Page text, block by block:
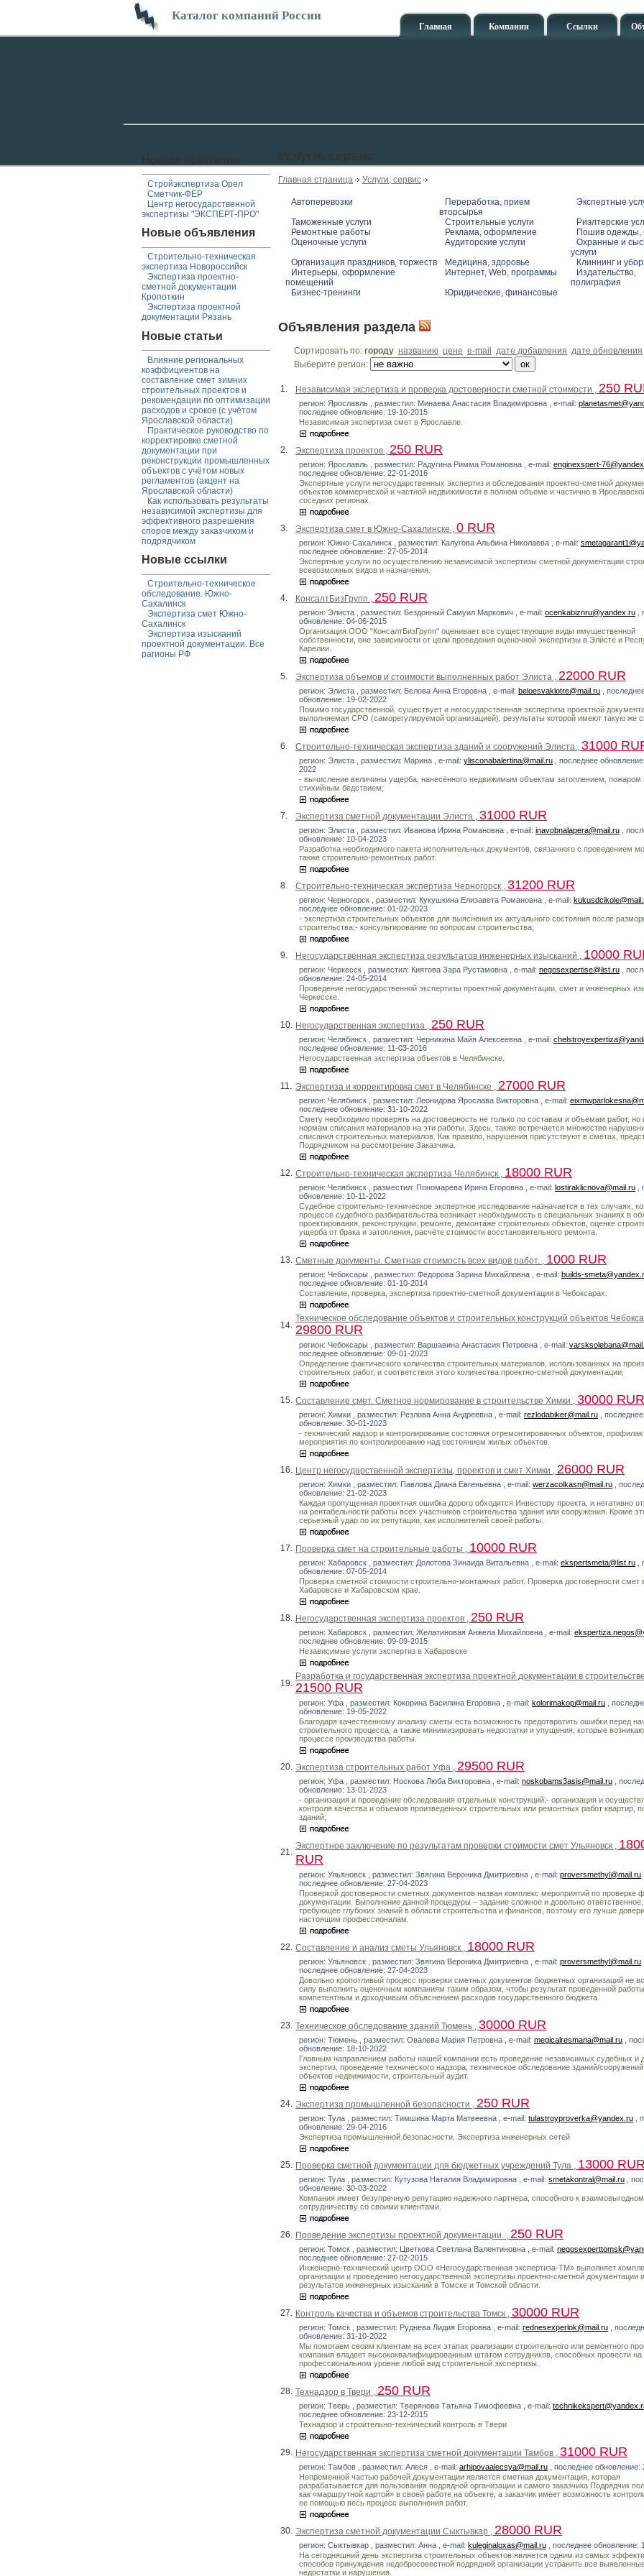
Каталог компаний России
Главная Компании Ссылки
Стройэкспертиза Орел
Сметчик-ФЕР
Центр негосударственной
экспертизы "ЭКСПЕРТ-ПРО"
Новые объявления
Строительно-техническая
экспертиза Новороссийск
Экспертиза проектно-
сметной документации
Кропоткин
Экспертиза проектной
документации Рязань
Новые статьи
Влияние региональных
коэффициентов на
составление смет зимних
строительных проектов и
рекомендации по оптимизации
расходов и сроков (с учётом
Ярославской области)
Практическое руководство по
корректировке сметной
документации при
реконструкции промышленных
объектов с учётом новых
регламентов (акцент на
Ярославской области)
Как использовать результаты
независимой экспертизы для
эффективного разрешения
споров между заказчиком и
подрядчиком
Новые ссылки
Строительно-техническое
обследование. Южно-
Сахалинск
Экспертиза смет Южно-
Сахалинск
Экспертиза изысканий
проектной документации. Все
рагионы РФ
Главная страница Услуги, сервис
Автоперевозки
Переработка, прием
вторсырья
Экспертные
Таможенные услуги
Строительные услуги
Риэлтерские
Ремонтные работы
Реклама, оформление
Пошив одежды,
Оценочные услуги
Аудиторские услуги
Охранные и
услуги
Организация праздников, торжеств
Медицина, здоровье
Клиннинг и
Интерьеры, оформление
помещений
Интернет, Web, программы
Издательство,
полиграфия
Бизнес-тренинги
Юридические, финансовые
Объявления раздела
Сортировать по: городу названию цене e-mail дате добавления
дате обновления
Выберите регион:
1. Независимая экспертиза и проверка достоверности сметной стоимости , 250
регион: Ярославль , разместил: Минаева Анастасия Владимировна , e-mail:
последнее обновление: 19-10-2015
Независимая экспертиза смет в Ярославле.
2. Экспертиза проектов , 250 RUR
регион: Ярославль , разместил: Радугина Римма Романовна , e-mail: enginexspert-
последнее обновление: 22-01-2016
Экспертные услуги негосударственных экспертиз и обследования проектно-сметной
объектов коммерческой и частной недвижимости в полном объеме и частично в
соседних регионах.
3. Экспертиза смет в Южно-Сахалинске , 0 RUR
регион: Южно-Сахалинск , разместил: Калугова Альбина Николаева , e-mail:
последнее обновление: 27-05-2014
Экспертные услуги по осуществлению независимой экспертизы сметной документации
всевозможных видов и назначения.
4. КонсалтБизГрупп , 250 RUR
регион: Элиста , разместил: Бездонный Самуил Маркович , e-mail: ocenkabiznru@yandex.ru ,
обновление: 04-06-2015
Организация ООО "КонсалтБизГрупп" оценивает все существующие виды имущественной
собственности, вне зависимости от цели проведения оценочной экспертизы в Элисте и
Карелии.
5. Экспертиза объемов и стоимости выполненных работ Элиста , 22000 RUR
регион: Элиста , разместил: Белова Анна Егоровна , e-mail: beloesvaklotre@mail.ru ,
обновление: 19-02-2022
Помимо государственной, существует и негосударственная экспертиза проектной
выполняемая СРО (саморегулируемой организацией), результаты которой имеют такую же
6. Строительно-техническая экспертиза зданий и сооружений Элиста , 31000
регион: Элиста , разместил: Марина , e-mail: ylisconabalertina@mail.ru , последнее
2022
- вычисление величины ущерба, нанесённого недвижимым объектам затоплением, пожаром
стихийным бедствием;
7. Экспертиза сметной документации Элиста , 31000 RUR
регион: Элиста , разместил: Иванова Ирина Романовна , e-mail: inavobnalapera@mail.ru ,
обновление: 10-04-2023
Разработка необходимого пакета исполнительных документов, связанного с проведением
также строительно-ремонтных работ.
8. Строительно-техническая экспертиза Черногорск , 31200 RUR
регион: Черногорск , разместил: Кукушкина Елизавета Романовна , e-mail:
последнее обновление: 01-02-2023
- экспертиза строительных объектов для выяснения их актуального состояния после
строительства;- консультирование по вопросам строительства;
9. Негосударственная экспертиза результатов инженерных изысканий , 10000
регион: Черкесск , разместил: Киятова Зара Рустамовна , e-mail: negosexpertise@list.ru ,
обновление: 24-05-2014
Проведение негосударственной экспертизы проектной документации, смет и инженерных
Черкесске.
10. Негосударственная экспертиза , 250 RUR
регион: Челябинск , разместил: Черникина Майя Алексеевна , e-mail:
последнее обновление: 11-03-2016
Негосударственная экспертиза объектов в Челябинске.
11. Экспертиза и корректировка смет в Челябинске , 27000 RUR
регион: Челябинск , разместил: Леонидова Ярослава Викторовна , e-mail:
последнее обновление: 31-10-2022
Смету необходимо проверять на достоверность не только по составам и объемам работ, но
нормам списания материалов на эти работы. Здесь, также встречается множество
списания строительных материалов. Как правило, нарушения присутствуют в сметах,
Подрядчиком на рассмотрение Заказчика.
12. Строительно-техническая экспертиза Челябинск , 18000 RUR
регион: Челябинск , разместил: Пономарева Ирина Егоровна , e-mail: lostiraklicnova@mail.ru ,
обновление: 10-11-2022
Судебное строительно-техническое экспертное исследование назначается в тех случаях,
процессе судебного разбирательства возникает необходимость в специальных знаниях в
проектирования, реконструкции, ремонте, демонтаже строительных объектов, оценке
ущерба от брака и затопления, расчёте стоимости восстановительного ремонта.
13. Сметные документы. Сметная стоимость всех видов работ. , 1000 RUR
регион: Чебоксары , разместил: Федорова Зарина Михайловна , e-mail: builds-
последнее обновление: 01-10-2014
Составление, проверка, экспертиза проектно-сметной документации в Чебоксарах.
14.
Техническое обследование объектов и строительных конструкций объектов
29800 RUR
регион: Чебоксары , разместил: Варшавина Анастасия Петровна , e-mail:
последнее обновление: 09-01-2023
Определение фактического количества строительных материалов, использованных на
строительных работ, и соответствия этого количества проектно-сметной документации;
15. Составление смет. Сметное нормирование в строительстве Химки , 30000 RUR
регион: Химки , разместил: Резлова Анна Андреевна , e-mail: rezlodabiker@mail.ru , последнее
обновление: 30-01-2023
- технический надзор и контролирование состояния отремонтированных объектов,
мероприятия по контролированию над состоянием жилых объектов.
16. Центр негосударственной экспертизы, проектов и смет Химки , 26000 RUR
регион: Химки , разместил: Павлова Диана Евгеньевна , e-mail: werzacolkasn@mail.ru ,
обновление: 21-02-2023
Каждая пропущенная проектная ошибка дорого обходится Инвестору проекта, и негативно
на рентабельности работы всех участников строительства здания или сооружения. Кроме
серьезный удар по их репутации, как исполнителей своей работы.
17. Проверка смет на строительные работы , 10000 RUR
регион: Хабаровск , разместил: Долотова Зинаида Витальевна , e-mail: ekspertsmeta@list.ru ,
обновление: 07-05-2014
Проверка сметной стоимости строительно-монтажных работ. Проверка достоверности смет
Хабаровске и Хабаровском крае.
18. Негосударственная экспертиза проектов , 250 RUR
регион: Хабаровск , разместил: Желатиновая Анжела Михайловна , e-mail:
последнее обновление: 09-09-2015
Независимые услуги экспертиз в Хабаровске
19.
Разработка и государственная экспертиза проектной документации в
21500 RUR
регион: Уфа , разместил: Кокорина Василина Егоровна , e-mail: kolorimakop@mail.ru ,
обновление: 19-05-2022
Благодаря качественному анализу сметы есть возможность предотвратить ошибки перед
строительного процесса, а также минимизировать недостатки и упущения, которые
процессе производства работы.
20. Экспертиза строительных работ Уфа , 29500 RUR
регион: Уфа , разместил: Носкова Люба Викторовна , e-mail: noskobams3asis@mail.ru ,
обновление: 13-01-2023
- организация и проведение обследования отдельных конструкций;- организация и
контроля качества и объемов произведенных строительных или ремонтных работ квартир,
зданий;
21.
Экспертное заключение по результатам проверки стоимости смет Ульяновск ,
RUR
регион: Ульяновск , разместил: Звягина Вероника Дмитриевна , e-mail: proversmethyl@mail.ru
последнее обновление: 27-04-2023
Проверкой достоверности сметных документов назван комплекс мероприятий по проверке
документации. Выполнение данной процедуры – задание сложное и довольно ответственное,
требующее глубоких знаний в области строительства и финансов, поэтому его лучше
настоящим профессионалам.
22. Составление и анализ сметы Ульяновск , 18000 RUR
регион: Ульяновск , разместил: Звягина Вероника Дмитриевна , e-mail: proversmethyl@mail.ru
последнее обновление: 27-04-2023
Довольно кропотливый процесс проверки сметных документов бюджетных организаций не
силу выполнить оценочным компаниям таким образом, чтобы результат проведенной
компетентным и доходчивым объяснением расходов государственного бюджета.
23. Техническое обследование зданий Тюмень , 30000 RUR
регион: Тюмень , разместил: Овалева Мария Петровна , e-mail: megicalresmaria@mail.ru ,
обновление: 18-10-2022
Главным направлением работы нашей компании есть проведение независимых судебных и
экспертиз, проведение технического надзора, техническое обследование зданий/
объектов недвижимости, строительный аудит.
24. Экспертиза промышленной безопасности , 250 RUR
регион: Тула , разместил: Тимшина Марта Матвеевна , e-mail: tulastroyproverka@yandex.ru ,
обновление: 29-04-2016
Экспертиза промышленной безопасности. Экспертиза инженерных сетей
25. Проверка сметной документации для бюджетных учреждений Тула , 13000 RUR
регион: Тула , разместил: Кутузова Наталия Владимировна , e-mail: smetakontral@mail.ru ,
обновление: 30-03-2022
Компания имеет безупречную репутацию надежного партнера, способного к
сотрудничеству со своими клиентами.
26. Проведение экспертизы проектной документации. , 250 RUR
регион: Томск , разместил: Цветкова Светлана Валентиновна , e-mail:
последнее обновление: 27-02-2015
Инженерно-технический центр ООО «Негосударственная экспертиза-ТМ» выполняет
организации и проведению негосударственной экспертизы проектно-сметной документации и
результатов инженерных изысканий в Томске и Томской области.
27. Контроль качества и объемов строительства Томск , 30000 RUR
регион: Томск , разместил: Руднева Лидия Егоровна , e-mail: rednesexperlok@mail.ru ,
обновление: 31-10-2022
Мы помогаем своим клиентам на всех этапах реализации строительного или ремонтного
компания владеет высококвалифицированным штатом сотрудников, способных провести на
профессиональном уровне любой вид строительной экспертизы.
28. Технадзор в Твери , 250 RUR
регион: Тверь , разместил: Тверянова Татьяна Тимофеевна , e-mail:
последнее обновление: 23-12-2015
Технадзор и строительно-технический контроль в Твери
29. Негосударственная экспертиза сметной документации Тамбов , 31000 RUR
регион: Тамбов , разместил: Алеся , e-mail: arhipovaalecsya@mail.ru , последнее обновление:
Непременной частью рабочей документации является сметная документация, которая
разрабатывается для пользования подрядной организации и самого заказчика.Подрядчик
как «маршрутной картой» в своей работе на объекте, а заказчик имеет возможность
ее помощью весь процесс выполнения работ.
30. Экспертиза сметной документации Сыктывкар , 28000 RUR
регион: Сыктывкар , разместил: Анна , e-mail: kuleginaloxas@mail.ru , последнее обновление:
На сегодняшний день экспертиза строительных объектов является одним из самых
способов принуждения недобросовестной подрядной организации устранить все
недостатки и нарушения.